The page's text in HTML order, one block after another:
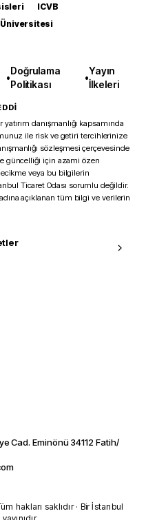
ICVB
•
Doğrulama
Politikası
•
Yayın
İlkeleri
danışmanlığı kapsamında
ile risk ve getiri tercihlerinize
sözleşmesi çerçevesinde
güncelliği için azami özen
veya bu bilgilerin
Ticaret Odası sorumlu değildir.
açıklanan tüm bilgi ve verilerin
Cad. Eminönü 34112 Fatih/
hakları saklıdır · Bir İstanbul